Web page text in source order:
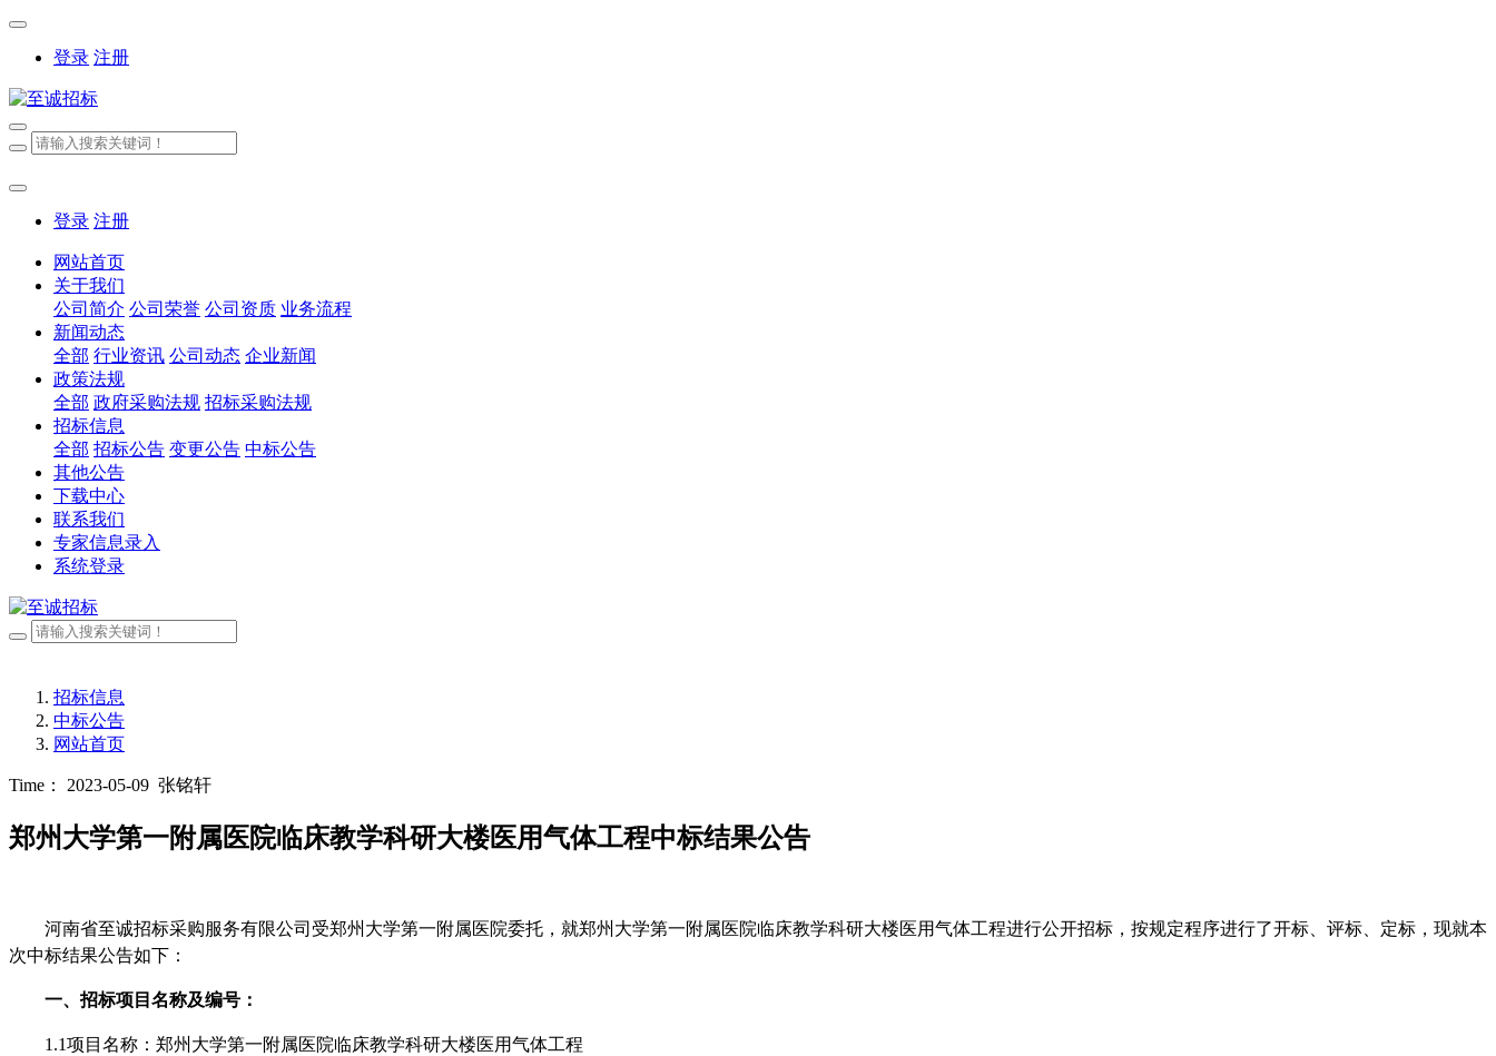
登录 注册
登录 注册
网站首页
关于我们
公司简介 公司荣誉 公司资质 业务流程
新闻动态
全部 行业资讯 公司动态 企业新闻
政策法规
全部 政府采购法规 招标采购法规
招标信息
全部 招标公告 变更公告 中标公告
其他公告
下载中心
联系我们
专家信息录入
系统登录
招标信息
中标公告
网站首页
Time： 2023-05-09 张铭轩
郑州大学第一附属医院临床教学科研大楼医用气体工程中标结果公告
河南省至诚招标采购服务有限公司受郑州大学第一附属医院委托，就郑州大学第一附属医院临床教学科研大楼医用气体工程进行公开招标，按规定程序进行了开标、评标、定标，现就本
次中标结果公告如下：
一、招标项目名称及编号：
1.1项目名称： 郑州大学第一附属医院临床教学科研大楼医用气体工程